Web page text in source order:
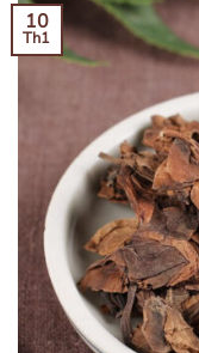
10
Th1